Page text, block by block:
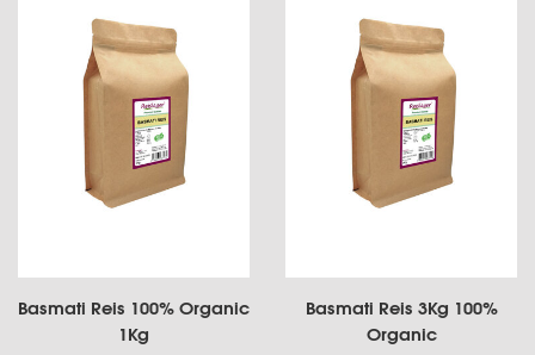
Basmati Reis 100% Organic
1Kg
Basmati Reis 3Kg 100%
Organic